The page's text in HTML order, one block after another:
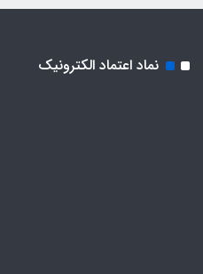
نماد اعتماد الکترونیک